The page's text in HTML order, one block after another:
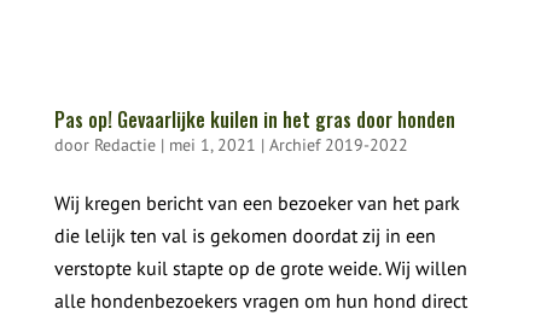
Pas op! Gevaarlijke kuilen in het gras door honden
door Redactie| mei 1, 2021 | Archief 2019-2022
Wij kregen bericht van een bezoeker van het park
die lelijk ten val is gekomen doordat zij in een
verstopte kuil stapte op de grote weide. Wij willen
alle hondenbezoekers vragen om hun hond direct